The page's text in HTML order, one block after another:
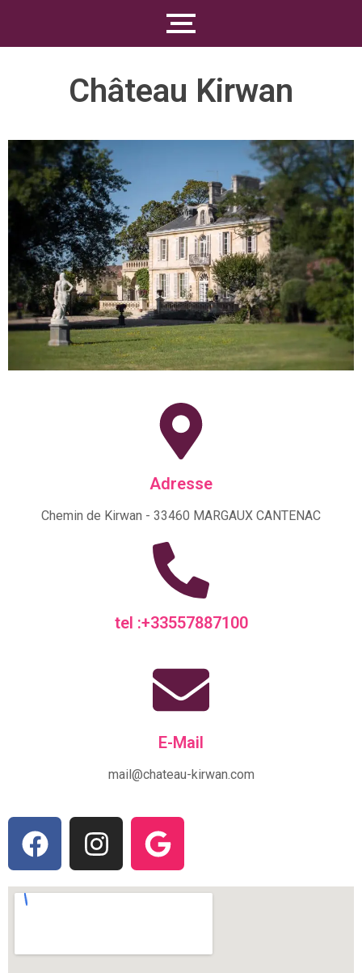
Château Kirwan
Adresse
Chemin de Kirwan - 33460 MARGAUX CANTENAC
tel :+33557887100
E-Mail
mail@chateau-kirwan.com